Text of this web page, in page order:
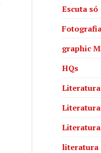
Escuta só
graphic
HQs
Literatura
literatura